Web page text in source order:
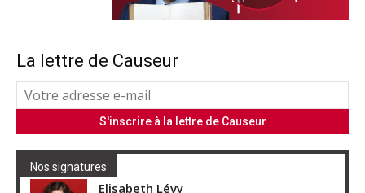
La lettre de Causeur
Nos signatures
Elisabeth Lévy